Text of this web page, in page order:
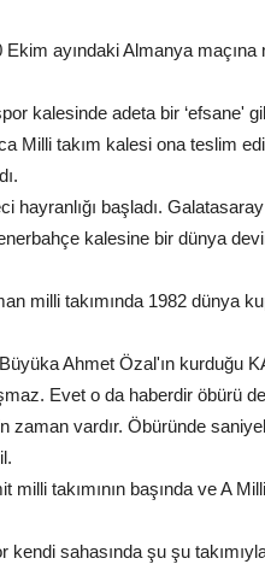
Ekim ayındaki Almanya
kalesinde adeta bir ‘efsane'
Milli takım kalesi ona teslim
hayranlığı başladı.
kalesine bir dünya
milli takımında 1982 dünya
Ahmet Özal'ın kurduğu
Evet o da haberdir öbürü
zaman vardır. Öbüründe
takımının başında ve A
kendi sahasında şu şu